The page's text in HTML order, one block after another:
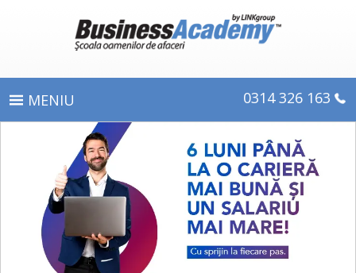
0314 326 163
CE OBŢINEŢI
E-LEARNING